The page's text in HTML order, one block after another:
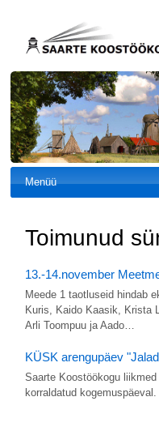
Menüü
Toimunud
13.-14.november
Meede 1 taotluseid hindab
Kuris, Kaido Kaasik, Krista
Arli Toompuu ja Aado…
KÜSK arengupäev
Saarte Koostöökogu
korraldatud kogemuspäeval.